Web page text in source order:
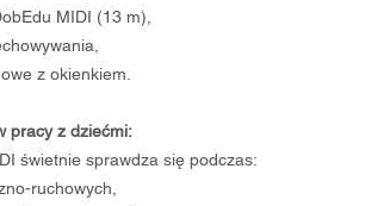
MIDI (13 m),
z okienkiem.
pracy z dziećmi:
świetnie sprawdza się podczas:
ruchowych,